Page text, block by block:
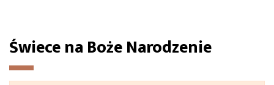
Świece na Boże Narodzenie